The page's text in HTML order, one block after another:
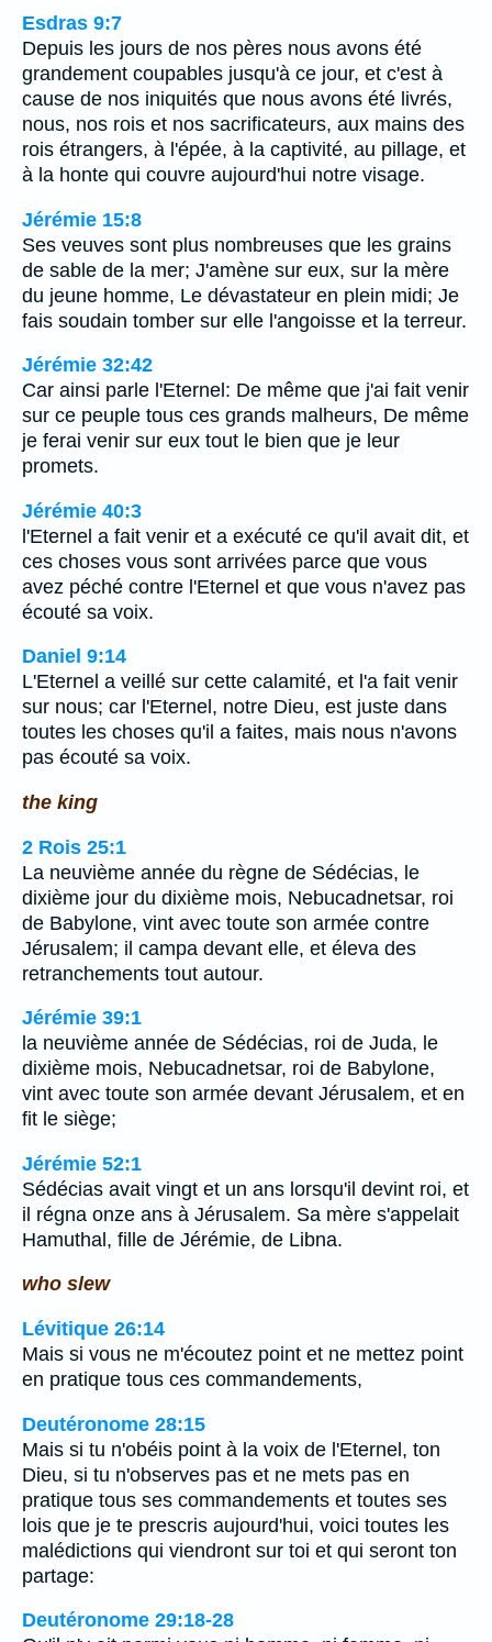
Esdras 9:7
Depuis les jours de nos pères nous avons été
grandement coupables jusqu'à ce jour, et c'est à
cause de nos iniquités que nous avons été livrés,
nous, nos rois et nos sacrificateurs, aux mains des
rois étrangers, à l'épée, à la captivité, au pillage, et
à la honte qui couvre aujourd'hui notre visage.
Jérémie 15:8
Ses veuves sont plus nombreuses que les grains
de sable de la mer; J'amène sur eux, sur la mère
du jeune homme, Le dévastateur en plein midi; Je
fais soudain tomber sur elle l'angoisse et la terreur.
Jérémie 32:42
Car ainsi parle l'Eternel: De même que j'ai fait venir
sur ce peuple tous ces grands malheurs, De même
je ferai venir sur eux tout le bien que je leur
promets.
Jérémie 40:3
l'Eternel a fait venir et a exécuté ce qu'il avait dit, et
ces choses vous sont arrivées parce que vous
avez péché contre l'Eternel et que vous n'avez pas
écouté sa voix.
Daniel 9:14
L'Eternel a veillé sur cette calamité, et l'a fait venir
sur nous; car l'Eternel, notre Dieu, est juste dans
toutes les choses qu'il a faites, mais nous n'avons
pas écouté sa voix.
the king
2 Rois 25:1
La neuvième année du règne de Sédécias, le
dixième jour du dixième mois, Nebucadnetsar, roi
de Babylone, vint avec toute son armée contre
Jérusalem; il campa devant elle, et éleva des
retranchements tout autour.
Jérémie 39:1
la neuvième année de Sédécias, roi de Juda, le
dixième mois, Nebucadnetsar, roi de Babylone,
vint avec toute son armée devant Jérusalem, et en
fit le siège;
Jérémie 52:1
Sédécias avait vingt et un ans lorsqu'il devint roi, et
il régna onze ans à Jérusalem. Sa mère s'appelait
Hamuthal, fille de Jérémie, de Libna.
who slew
Lévitique 26:14
Mais si vous ne m'écoutez point et ne mettez point
en pratique tous ces commandements,
Deutéronome 28:15
Mais si tu n'obéis point à la voix de l'Eternel, ton
Dieu, si tu n'observes pas et ne mets pas en
pratique tous ses commandements et toutes ses
lois que je te prescris aujourd'hui, voici toutes les
malédictions qui viendront sur toi et qui seront ton
partage:
Deutéronome 29:18-28